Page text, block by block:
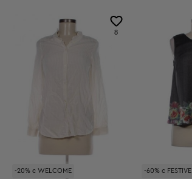
-20% с WELCOME
8
-60% с FESTIVE